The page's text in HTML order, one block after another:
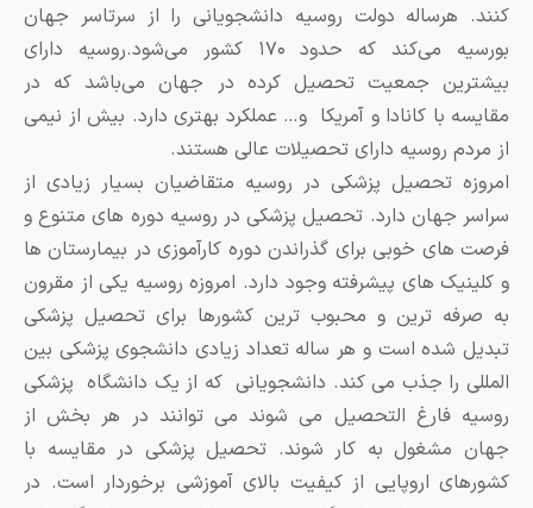
هرساله دولت روسیه دانشجویانی را از سرتاسر جهان
بورسیه می‌کند که حدود ۱۷۰ کشور می‌شود.روسیه دارای
جمعیت تحصیل کرده در جهان می‌باشد که در
با کانادا و آمریکا و… عملکرد بهتری دارد. بیش از نیمی
مردم روسیه دارای تحصیلات عالی هستند.
تحصیل پزشکی در روسیه متقاضیان بسیار زیادی از
جهان دارد. تحصیل پزشکی در روسیه دوره های متنوع و
های خوبی برای گذراندن دوره کارآموزی در بیمارستان ها
کلینیک های پیشرفته وجود دارد. امروزه روسیه یکی از مقرون
صرفه ترین و محبوب ترین کشورها برای تحصیل پزشکی
شده است و هر ساله تعداد زیادی دانشجوی پزشکی بین
را جذب می کند. دانشجویانی که از یک دانشگاه پزشکی
فارغ التحصیل می شوند می توانند در هر بخش از
مشغول به کار شوند. تحصیل پزشکی در مقایسه با
اروپایی از کیفیت بالای آموزشی برخوردار است. در